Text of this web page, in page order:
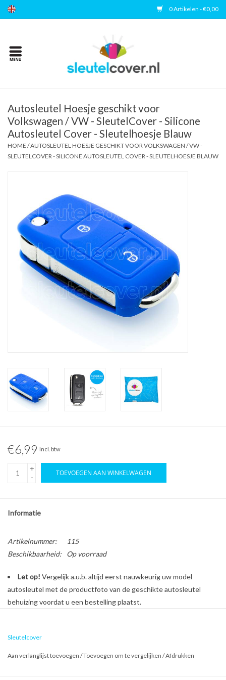
0 Artikelen - €0,00
Home
Accessoires
Veelgestelde vragen
Autosleutel Hoesje geschikt voor
Volkswagen / VW - SleutelCover - Silicone
Autosleutel Cover - Sleutelhoesje Blauw
HOME /AUTOSLEUTEL HOESJE GESCHIKT VOOR VOLKSWAGEN / VW -
SLEUTELCOVER - SILICONE AUTOSLEUTEL COVER - SLEUTELHOESJE BLAUW
€6,99 Incl. btw
+
-
TOEVOEGEN AAN WINKELWAGEN
Informatie
Artikelnummer:
115
Beschikbaarheid:
Op voorraad
Let op! Vergelijk a.u.b. altijd eerst nauwkeurig uw model
autosleutel met de productfoto van de geschikte autosleutel
behuizing voordat u een bestelling plaatst.
Bescherm en personaliseer uw autosleutel met een stijlvol
Sleutelcover
Aan verlanglijst toevoegen /Toevoegen om te vergelijken /Afdrukken